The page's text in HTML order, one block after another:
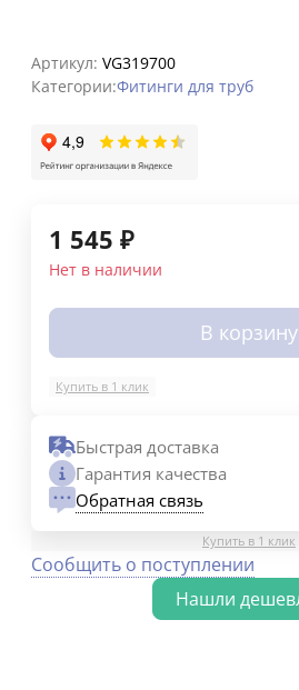
Артикул: VG319700
Категории:Фитинги для труб
1 545 ₽
Нет в наличии
В корзину
Купить в 1 клик
Быстрая доставка
Гарантия качества
Обратная связь
Купить в 1 клик
Сообщить о поступлении